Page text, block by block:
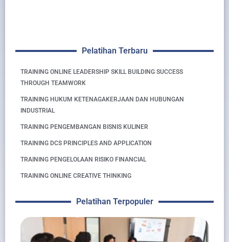
Pelatihan Terbaru
TRAINING ONLINE LEADERSHIP SKILL BUILDING SUCCESS
THROUGH TEAMWORK
TRAINING HUKUM KETENAGAKERJAAN DAN HUBUNGAN
INDUSTRIAL
TRAINING PENGEMBANGAN BISNIS KULINER
TRAINING DCS PRINCIPLES AND APPLICATION
TRAINING PENGELOLAAN RISIKO FINANCIAL
TRAINING ONLINE CREATIVE THINKING
Pelatihan Terpopuler